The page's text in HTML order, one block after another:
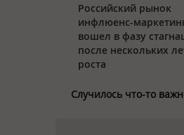
Российский рынок
инфлюенс-
вошел в фазу
после нескольких
роста
Случилось что-то